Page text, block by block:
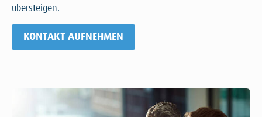
übersteigen.
KONTAKT AUFNEHMEN